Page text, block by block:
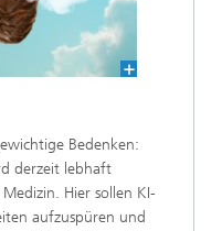
Bedenken:
derzeit lebhaft
Hier sollen KI-
aufzuspüren und